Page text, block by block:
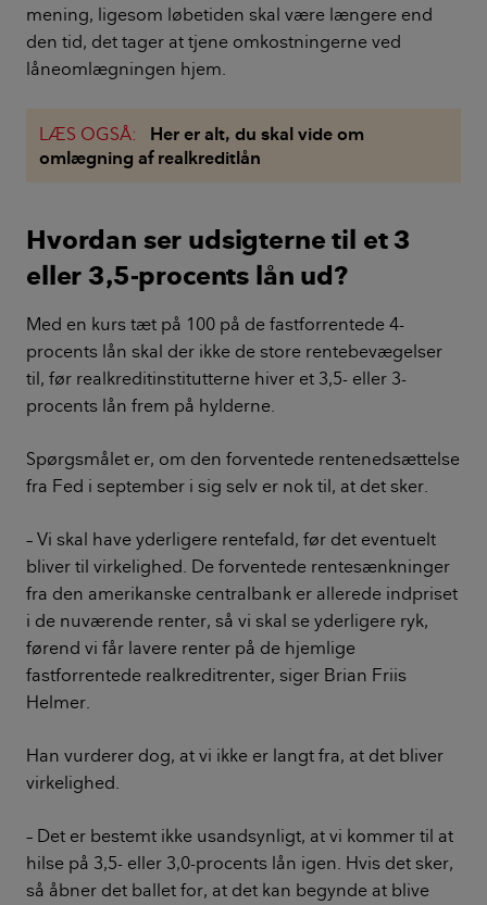
mening, ligesom løbetiden skal være længere end
den tid, det tager at tjene omkostningerne ved
låneomlægningen hjem.
LÆS OGSÅ:
Her er alt, du skal vide om
omlægning af realkreditlån
Hvordan ser udsigterne til et 3
eller 3,5-procents lån ud?
Med en kurs tæt på 100 på de fastforrentede 4-
procents lån skal der ikke de store rentebevægelser
til, før realkreditinstitutterne hiver et 3,5- eller 3-
procents lån frem på hylderne.
Spørgsmålet er, om den forventede rentenedsættelse
fra Fed i september i sig selv er nok til, at det sker.
– Vi skal have yderligere rentefald, før det eventuelt
bliver til virkelighed. De forventede rentesænkninger
fra den amerikanske centralbank er allerede indpriset
i de nuværende renter, så vi skal se yderligere ryk,
førend vi får lavere renter på de hjemlige
fastforrentede realkreditrenter, siger Brian Friis
Helmer.
Han vurderer dog, at vi ikke er langt fra, at det bliver
virkelighed.
– Det er bestemt ikke usandsynligt, at vi kommer til at
hilse på 3,5- eller 3,0-procents lån igen. Hvis det sker,
så åbner det ballet for, at det kan begynde at blive